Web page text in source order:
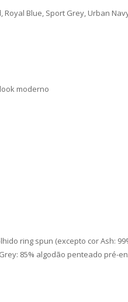
Blue, Sport Grey, Urban
moderno
ring spun (excepto cor Ash:
85% algodão penteado pré-